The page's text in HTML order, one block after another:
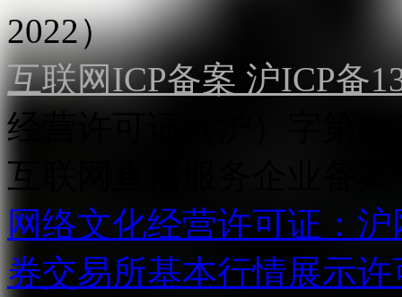
2022）
互联网ICP备案 沪ICP备
经营许可证（沪）字第
互联网直播服务企业备案
网络文化经营许可证：
券交易所基本行情展示许